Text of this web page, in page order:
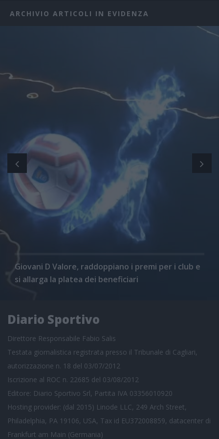
ARCHIVIO ARTICOLI IN EVIDENZA
Giovani D Valore, raddoppiano i premi per i club e
si allarga la platea dei beneficiari
Diario Sportivo
Direttore Responsabile Fabio Salis
Testata giornalistica registrata presso il Tribunale di Cagliari,
autorizzazione n. 18 del 03/07/2012
Iscrizione al ROC n. 22685 del 03/08/2012
Editore: Diario Sportivo Srl, Partita IVA 03356010920
Hosting provider: (dal 2015) Linode LLC, 249 Arch Street,
Philadelphia, PA 19106, USA, Tax id EU372008859, datacenter di
Frankfurt am Main (Germania)